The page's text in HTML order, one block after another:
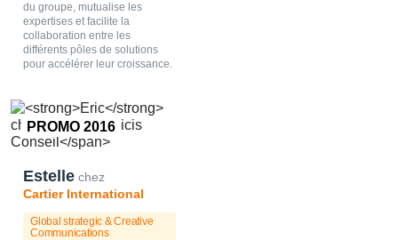
du groupe, mutualise les
expertises et facilite la
collaboration entre les
différents pôles de solutions
pour accélérer leur croissance.
PROMO 2016
Estelle chez
Cartier International
Global strategic & Creative
Communications